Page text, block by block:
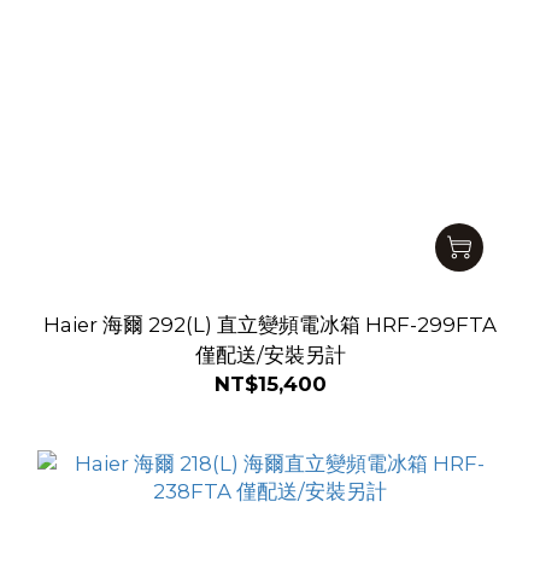
Haier 海爾 292(L) 直立變頻電冰箱 HRF-299FTA
僅配送/安裝另計
NT$15,400